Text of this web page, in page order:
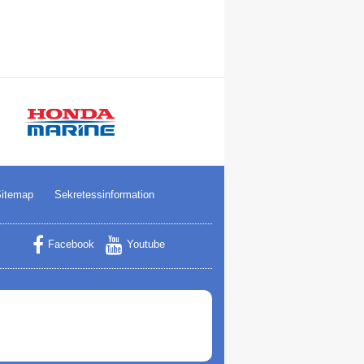
Sekretessinformation
Facebook Youtube